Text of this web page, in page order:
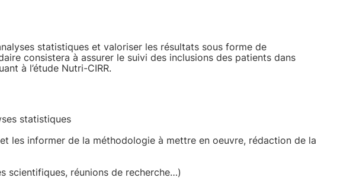
statistiques et valoriser les résultats sous forme de
consistera à assurer le suivi des inclusions des patients dans
à l’étude Nutri-CIRR.
statistiques
les informer de la méthodologie à mettre en oeuvre, rédaction de la
scientifiques, réunions de recherche…)